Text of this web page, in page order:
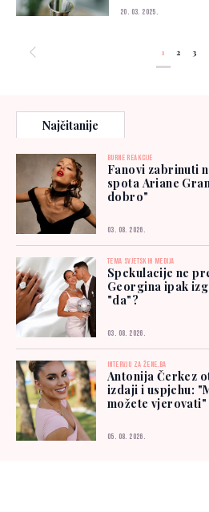
20. 03. 2025.
1 2 3
Najčitanije
BURNE REAKCIJE
Fanovi zabrinuti
spota Ariane
dobro"
03. 08. 2026.
TEMA SVJETSKIH MEDIJA
Spekulacije ne
Georgina ipak
"da"?
03. 08. 2026.
INTERVJU ZA ŽENE.BA
Antonija Čerkez
izdaji i uspjehu:
možete vjerovati"
05. 08. 2026.